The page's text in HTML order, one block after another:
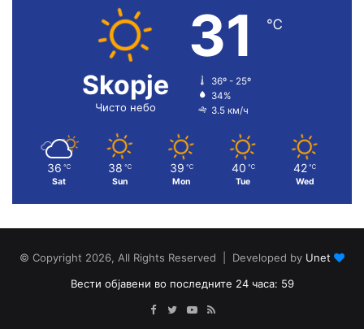
Skopje
Чисто небо
31 ℃
36º - 25º
34%
3.5 км/ч
36 ℃
Sat
38 ℃
Sun
39 ℃
Mon
40 ℃
Tue
42 ℃
Wed
© Copyright 2026, All Rights Reserved | Developed by Unet
Вести објавени во последните 24 часа: 59
Facebook
TwitterYouTube
RSS